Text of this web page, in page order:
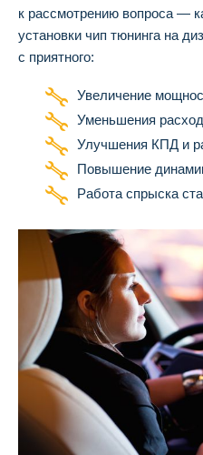
к рассмотрению вопроса —
установки чип тюнинга на
с приятного:
Увеличение
Уменьшения
Улучшения КПД и
Повышение
Работа спрыска